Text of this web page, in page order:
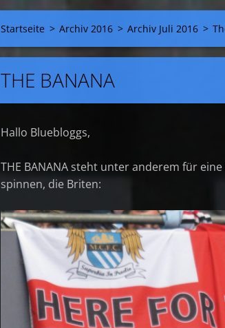
Startseite > Archiv 2016 > Archiv Juli 2016 >
THE BANANA
Hallo Bluebloggs,
THE BANANA steht unter anderem für
spinnen, die Briten: